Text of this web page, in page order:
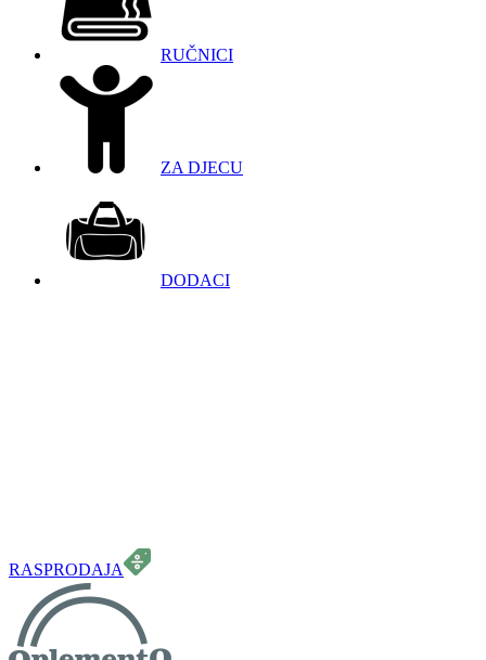
RUČNICI
ZA DJECU
DODACI
RASPRODAJA